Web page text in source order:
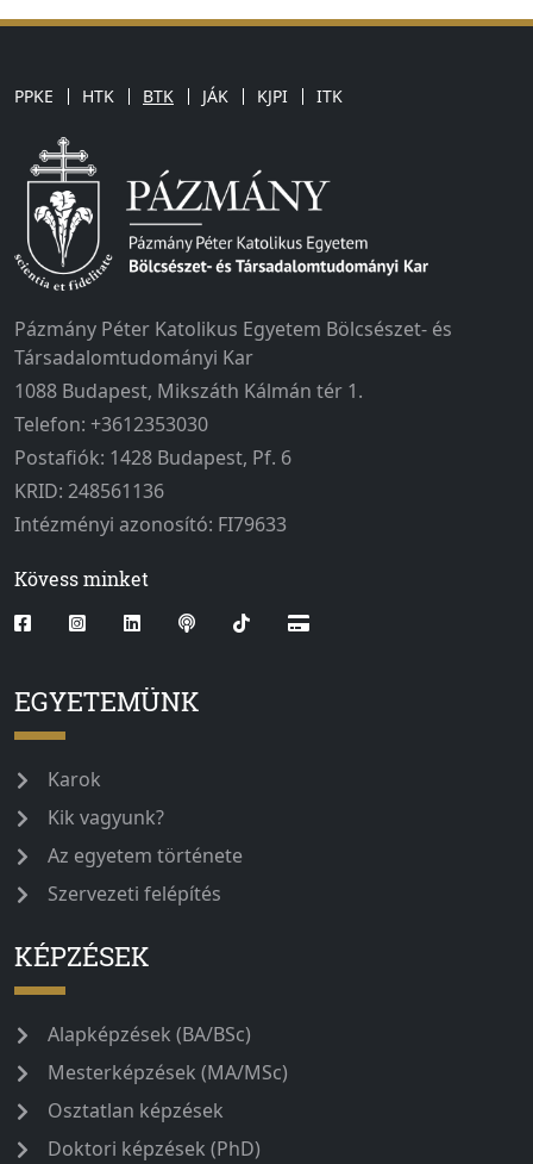
PPKE HTK BTK JÁK KJPI ITK
Pázmány Péter Katolikus Egyetem Bölcsészet- és
Társadalomtudományi Kar
1088 Budapest, Mikszáth Kálmán tér 1.
Telefon: +3612353030
Postafiók: 1428 Budapest, Pf. 6
KRID: 248561136
Intézményi azonosító: FI79633
Kövess minket
EGYETEMÜNK
Karok
Kik vagyunk?
Az egyetem története
Szervezeti felépítés
KÉPZÉSEK
Alapképzések (BA/BSc)
Mesterképzések (MA/MSc)
Osztatlan képzések
Doktori képzések (PhD)